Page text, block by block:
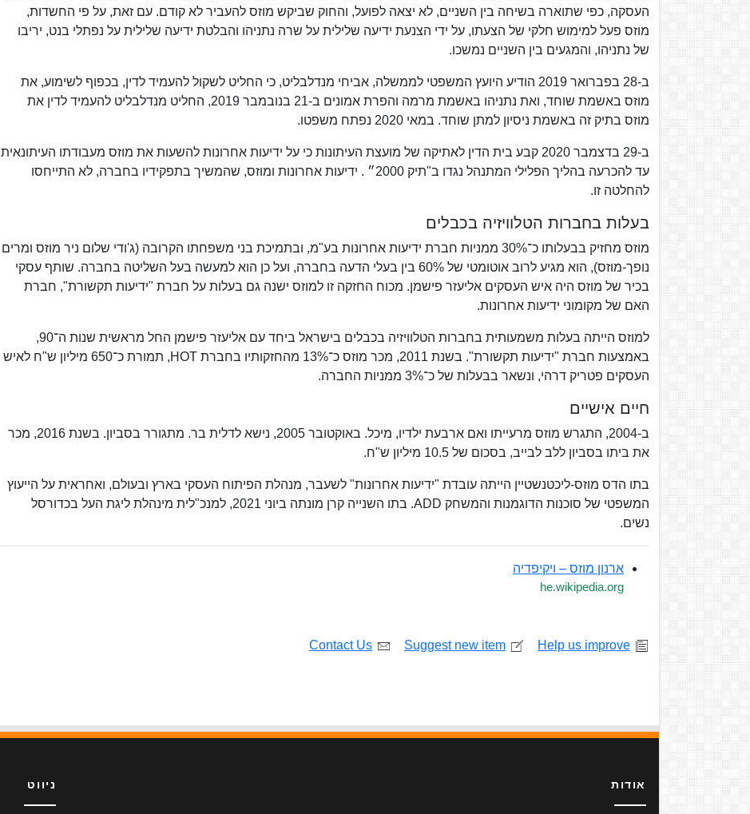
העסקה, כפי שתוארה בשיחה בין השניים, לא יצאה לפועל, והחוק שביקש מוזס להעביר לא קודם. עם זאת, על פי החשדות,
מוזס פעל למימוש חלקי של הצעתו, על ידי הצנעת ידיעה שלילית על שרה נתניהו והבלטת ידיעה שלילית על נפתלי בנט, יריבו
של נתניהו, והמגעים בין השניים נמשכו.
ב-28 בפברואר 2019 הודיע היועץ המשפטי לממשלה, אביחי מנדלבליט, כי החליט לשקול להעמיד לדין, בכפוף לשימוע, את
מוזס באשמת שוחד, ואת נתניהו באשמת מרמה והפרת אמונים ב-21 בנובמבר 2019, החליט מנדלבליט להעמיד לדין את
מוזס בתיק זה באשמת ניסיון למתן שוחד. במאי 2020 נפתח משפטו.
ב-29 בדצמבר 2020 קבע בית הדין לאתיקה של מועצת העיתונות כי על ידיעות אחרונות להשעות את מוזס מעבודתו העיתונאית
עד להכרעה בהליך הפלילי המתנהל נגדו ב"תיק 2000״ . ידיעות אחרונות ומוזס, שהמשיך בתפקידיו בחברה, לא התייחסו
להחלטה זו.
בעלות בחברות הטלוויזיה בכבלים
מוזס מחזיק בבעלותו כ־30% ממניות חברת ידיעות אחרונות בע"מ, ובתמיכת בני משפחתו הקרובה (ג'ודי שלום ניר מוזס ומרים
נופך-מוזס), הוא מגיע לרוב אוטומטי של 60% בין בעלי הדעה בחברה, ועל כן הוא למעשה בעל השליטה בחברה. שותף עסקי
בכיר של מוזס היה איש העסקים אליעזר פישמן. מכוח החזקה זו למוזס ישנה גם בעלות על חברת "ידיעות תקשורת", חברת
האם של מקומוני ידיעות אחרונות.
למוזס הייתה בעלות משמעותית בחברות הטלוויזיה בכבלים בישראל ביחד עם אליעזר פישמן החל מראשית שנות ה־90,
באמצעות חברת "ידיעות תקשורת". בשנת 2011, מכר מוזס כ־13% מהחזקותיו בחברת HOT, תמורת כ־650 מיליון ש"ח לאיש
העסקים פטריק דרהי, ונשאר בבעלות של כ־3% ממניות החברה.
חיים אישיים
ב-2004, התגרש מוזס מרעייתו ואם ארבעת ילדיו, מיכל. באוקטובר 2005, נישא לדלית בר. מתגורר בסביון. בשנת 2016, מכר
את ביתו בסביון ללב לבייב, בסכום של 10.5 מיליון ש"ח.
בתו הדס מוזס-ליכטנשטיין הייתה עובדת "ידיעות אחרונות" לשעבר, מנהלת הפיתוח העסקי בארץ ובעולם, ואחראית על הייעוץ
המשפטי של סוכנות הדוגמנות והמשחק ADD. בתו השנייה קרן מונתה ביוני 2021, למנכ"לית מינהלת ליגת העל בכדורסל
נשים.
ארנון מוזס – ויקיפדיה
he.wikipedia.org
Help us improve
Suggest new item
Contact Us
אודות ניווט